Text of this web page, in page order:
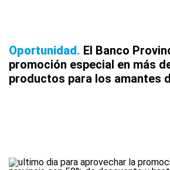
Oportunidad El Banco
promoción especial en más
productos para los amantes